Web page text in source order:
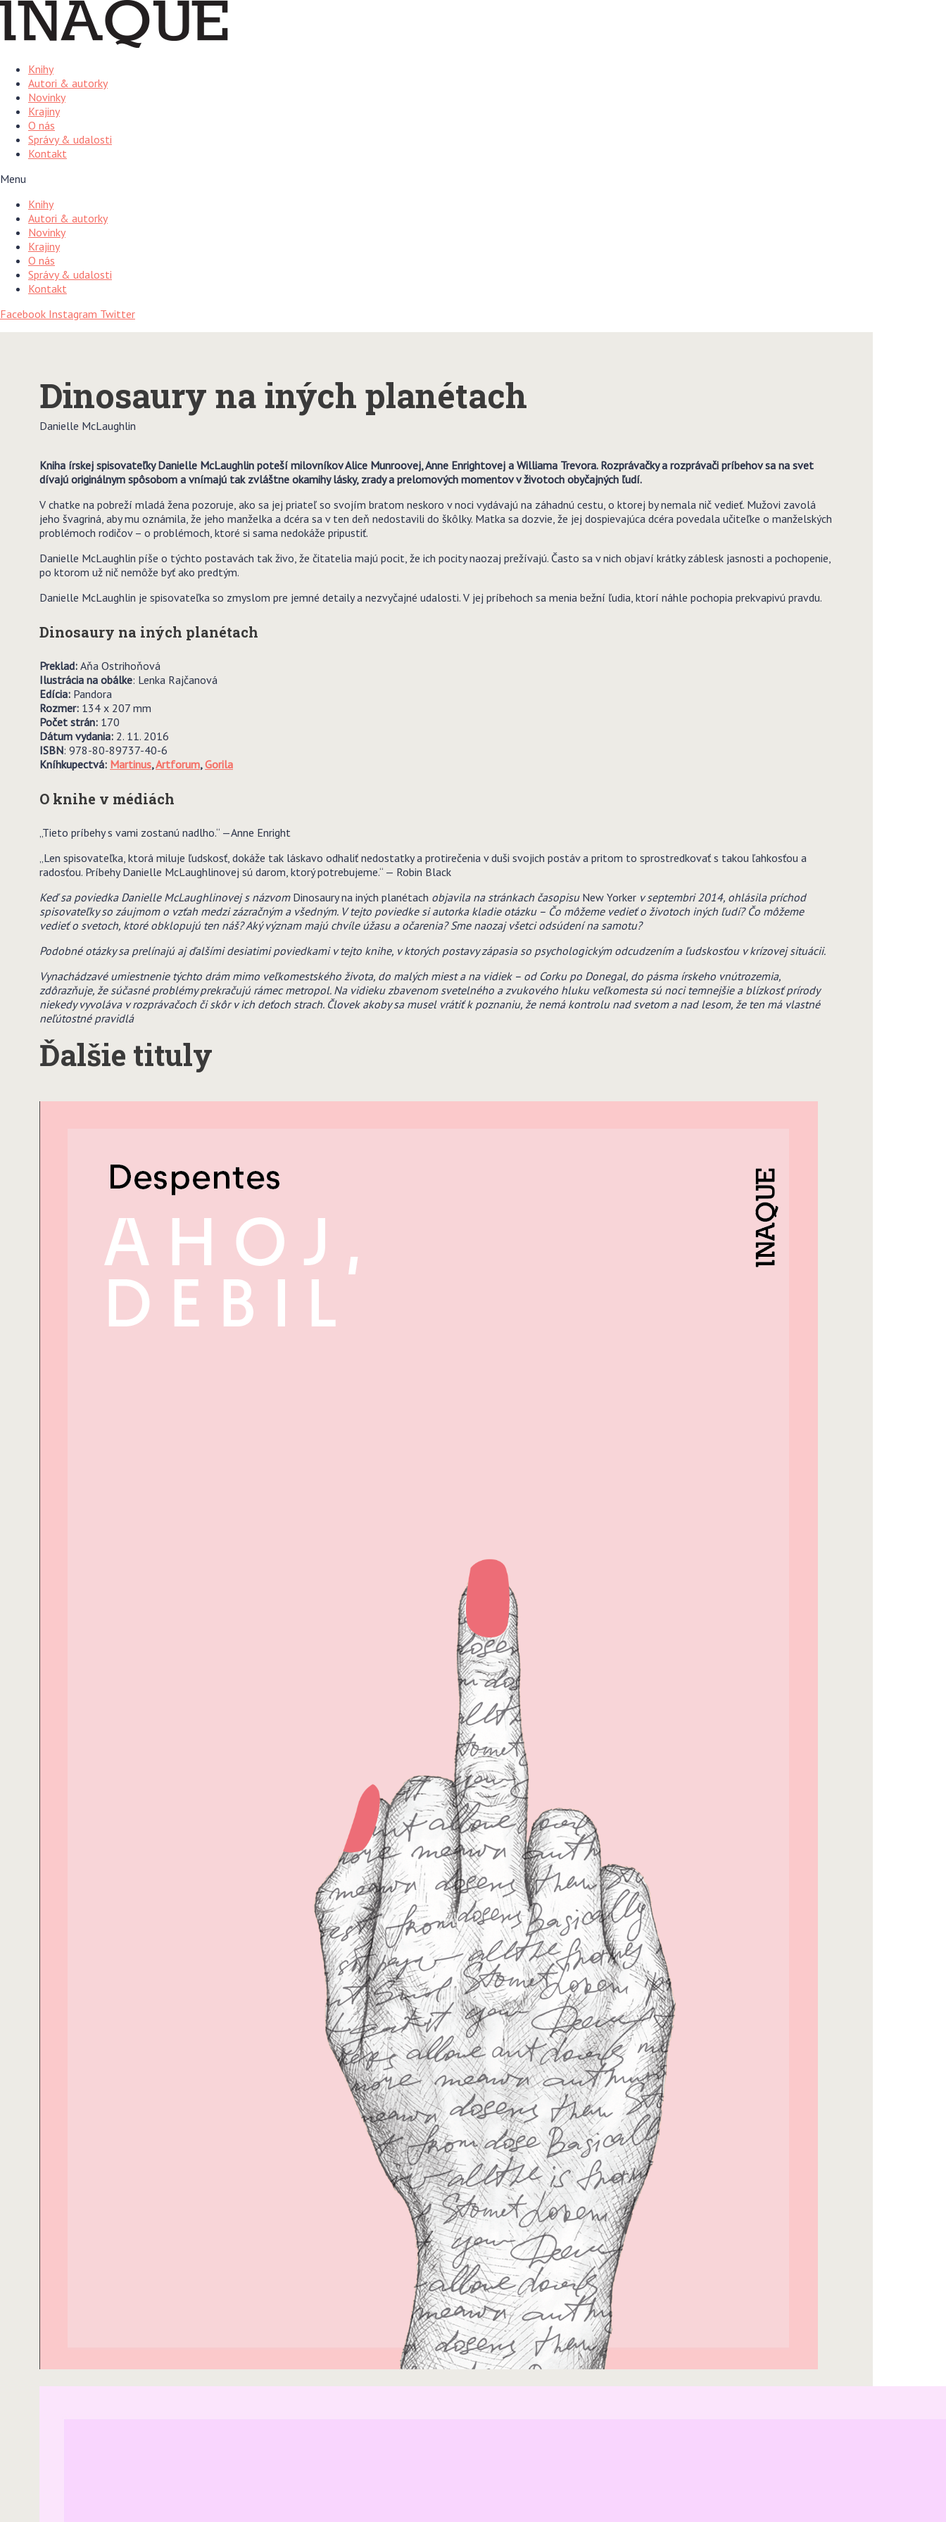
Preskočiť
obsah
Knihy
Autori & autorky
Novinky
Krajiny
O nás
Správy & udalosti
Kontakt
Menu
Knihy
Autori & autorky
Novinky
Krajiny
O nás
Správy & udalosti
Kontakt
Facebook Instagram Twitter
Dinosaury na iných planétach
Danielle McLaughlin
Kniha írskej spisovateľky Danielle McLaughlin poteší milovníkov Alice Munroovej, Anne Enrightovej a Williama Trevora. Rozprávačky a rozprávači príbehov sa na svet
dívajú originálnym spôsobom a vnímajú tak zvláštne okamihy lásky, zrady a prelomových momentov v životoch obyčajných ľudí.
V chatke na pobreží mladá žena pozoruje, ako sa jej priateľ so svojím bratom neskoro v noci vydávajú na záhadnú cestu, o ktorej by nemala nič vedieť. Mužovi zavolá
jeho švagriná, aby mu oznámila, že jeho manželka a dcéra sa v ten deň nedostavili do škôlky. Matka sa dozvie, že jej dospievajúca dcéra povedala učiteľke o manželských
problémoch rodičov – o problémoch, ktoré si sama nedokáže pripustiť.
Danielle McLaughlin píše o týchto postavách tak živo, že čitatelia majú pocit, že ich pocity naozaj prežívajú. Často sa v nich objaví krátky záblesk jasnosti a pochopenie,
po ktorom už nič nemôže byť ako predtým.
Danielle McLaughlin je spisovateľka so zmyslom pre jemné detaily a nezvyčajné udalosti. V jej príbehoch sa menia bežní ľudia, ktorí náhle pochopia prekvapivú pravdu.
Dinosaury na iných planétach
Preklad: Aňa Ostrihoňová
Ilustrácia na obálke: Lenka Rajčanová
Edícia: Pandora
Rozmer: 134 x 207 mm
Počet strán: 170
Dátum vydania: 2. 11. 2016
ISBN: 978-80-89737-40-6
Kníhkupectvá: Martinus,Artforum,Gorila
O knihe v médiách
„Tieto príbehy s vami zostanú nadlho.“ —Anne Enright
„Len spisovateľka, ktorá miluje ľudskosť, dokáže tak láskavo odhaliť nedostatky a protirečenia v duši svojich postáv a pritom to sprostredkovať s takou ľahkosťou a
radosťou. Príbehy Danielle McLaughlinovej sú darom, ktorý potrebujeme.“ — Robin Black
Keď sa poviedka Danielle McLaughlinovej s názvom Dinosaury na iných planétach objavila na stránkach časopisu New Yorker v septembri 2014, ohlásila príchod
spisovateľky so záujmom o vzťah medzi zázračným a všedným. V tejto poviedke si autorka kladie otázku – Čo môžeme vedieť o životoch iných ľudí? Čo môžeme
vedieť o svetoch, ktoré obklopujú ten náš? Aký význam majú chvíle úžasu a očarenia? Sme naozaj všetci odsúdení na samotu?
Podobné otázky sa prelínajú aj ďalšími desiatimi poviedkami v tejto knihe, v ktorých postavy zápasia so psychologickým odcudzením a ľudskosťou v krízovej situácii.
Vynachádzavé umiestnenie týchto drám mimo veľkomestského života, do malých miest a na vidiek – od Corku po Donegal, do pásma írskeho vnútrozemia,
zdôrazňuje, že súčasné problémy prekračujú rámec metropol. Na vidieku zbavenom svetelného a zvukového hluku veľkomesta sú noci temnejšie a blízkosť prírody
niekedy vyvoláva v rozprávačoch či skôr v ich deťoch strach. Človek akoby sa musel vrátiť k poznaniu, že nemá kontrolu nad svetom a nad lesom, že ten má vlastné
neľútostné pravidlá
Ďalšie tituly